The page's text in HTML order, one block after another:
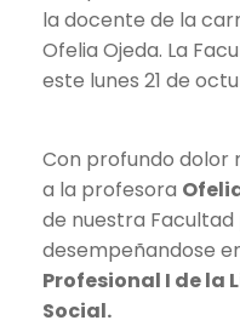
la docente de la
Ofelia Ojeda. La
este lunes 21 de
Con profundo dolor
a la profesora
de nuestra
desempeñandose
Profesional I de la
Social.